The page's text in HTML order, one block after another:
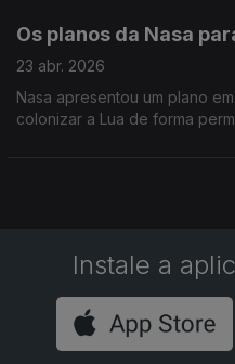
Os planos da Nasa
23 abr. 2026
Nasa apresentou um plano
colonizar a Lua de forma
Instale a